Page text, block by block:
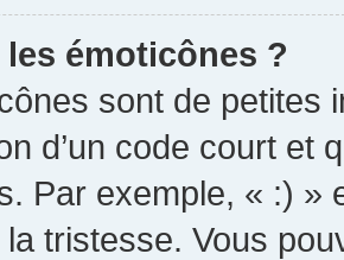
émoticônes ?
sont de petites
d’un code court et
Par exemple, « :) »
tristesse. Vous